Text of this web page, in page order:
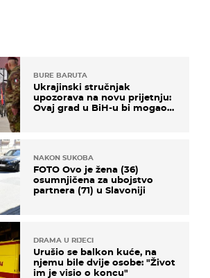
BURE BARUTA
Ukrajinski stručnjak
upozorava na novu prijetnju:
Ovaj grad u BiH-u bi mogao
NAKON SUKOBA
FOTO Ovo je žena (36)
osumnjičena za ubojstvo
partnera (71) u Slavoniji
DRAMA U RIJECI
Urušio se balkon kuće, na
njemu bile dvije osobe: "Život
im je visio o koncu"